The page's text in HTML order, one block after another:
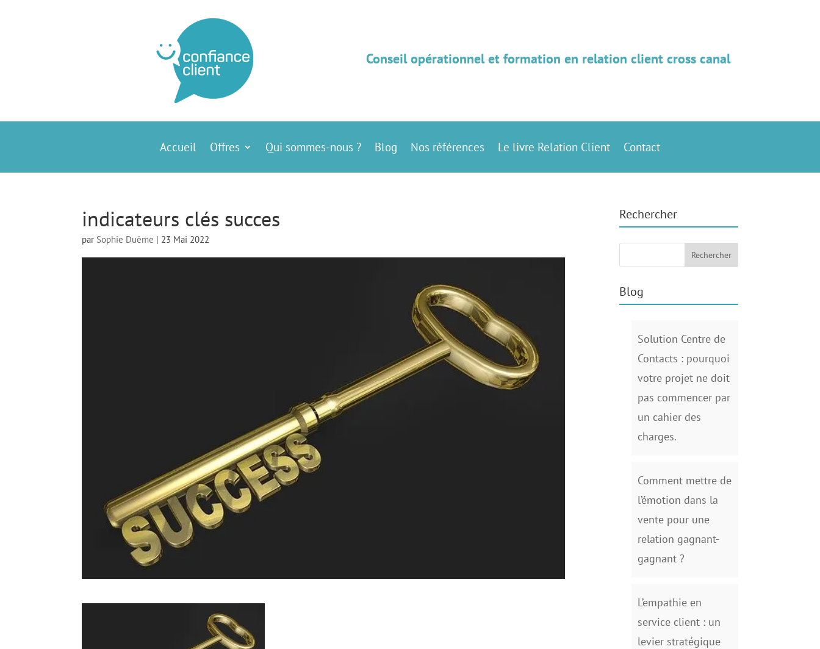
Conseil opérationnel et formation en relation client cross canal
Accueil Offres Qui sommes-nous ? Blog Nos références Le livre Relation Client Contact
indicateurs clés succes
par Sophie Duême | 23 Mai 2022
Rechercher
Blog
Solution Centre de
Contacts : pourquoi
votre projet ne doit
pas commencer par
un cahier des
charges.
Comment mettre de
l’émotion dans la
vente pour une
relation gagnant-
gagnant ?
L’empathie en
service client : un
levier stratégique